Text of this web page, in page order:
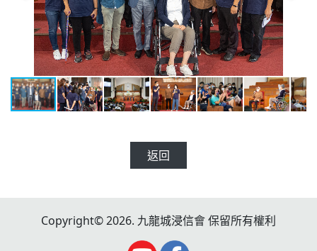
返回
Copyright© 2026. 九龍城浸信會 保留所有權利